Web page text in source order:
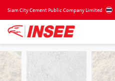
Siam City Cement Public Company Limited